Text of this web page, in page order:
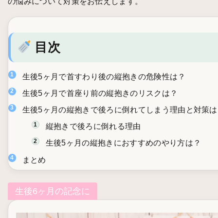
目次
生後5ヶ月で首すわり後の縦抱きの危険性は？
生後5ヶ月で首座り前の縦抱きのリスクは？
生後5ヶ月の縦抱きで後ろに倒れてしまう理由と対策
縦抱きで後ろに倒れる理由
生後5ヶ月の縦抱きにおすすめのやり方は？
まとめ
生後6ヶ月の記念に